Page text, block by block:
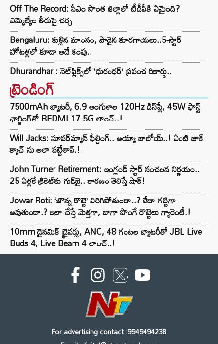
Off The Record: సీఎం సొంత జిల్లాలో టీడీపీకి ఏమైంది?
ఎమ్మెల్యేల తీరుపై చర్చ
Bengaluru: కుళ్లిన మాంసం, పాడైన కూరగాయలు..5-స్టార్
హోటళ్లలో కూడా అదే కంపు..
Dhurandhar : నెట్‌ఫ్లిక్స్‌లో ‘ధురంధర్’ ప్రపంచ రికార్డు..
ట్రెండింగ్‌
7500mAh బ్యాటరీ, 6.9 అంగుళాల 120Hz డిస్‌ప్లే, 45W ఫాస్ట్
ఛార్జింగ్‌తో REDMI 17 5G లాంచ్..!
Will Jacks: సూపర్‌మ్యాన్ ఫీల్డింగ్.. అయ్యా బాబోయ్..! ఏంటి జాక్
క్యాచ్ ను అలా పట్టేశావ్.!
John Turner Retirement: ఇంగ్లండ్ స్టార్ సంచలన నిర్ణయం..
25 ఏళ్లకే క్రికెట్‌కు గుడ్‌బై.. కారణం తెలిస్తే షాక్!
Jowar Roti: ‘జొన్న రొట్టె’ విరిగిపోతుందా..? లేదా గట్టిగా
అవుతుందా.? ఇలా చేస్తే మెత్తగా, బాగా పొంగే రొట్టెలు గ్యారెంటీ.!
10mm డైనమిక్ డ్రైవర్లు, ANC, 48 గంటల బ్యాటరీతో JBL Live
Buds 4, Live Beam 4 లాంచ్..!
For advertising contact :9949494238